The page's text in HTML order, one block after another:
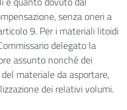
senza oneri a
9. Per i materiali litoidi
delegato la
assunto nonché dei
materiale da asportare,
dei relativi volumi.